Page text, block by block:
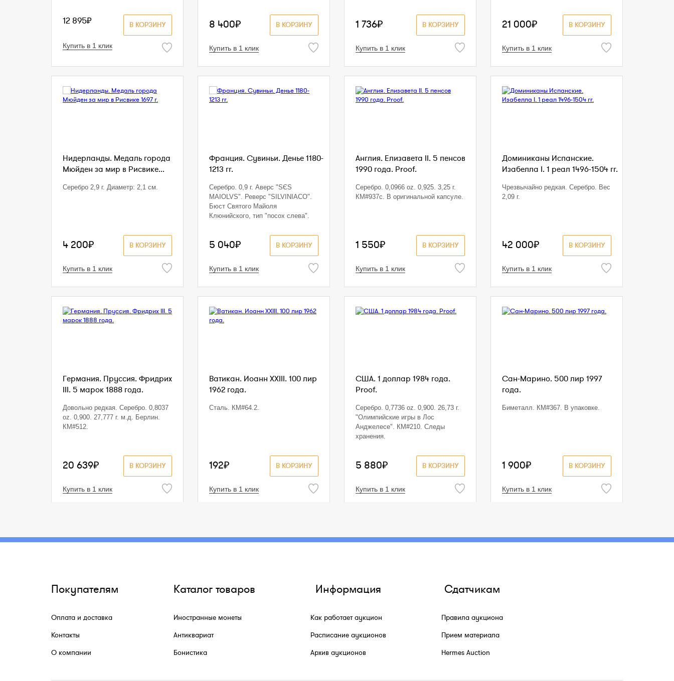
В КОРЗИНУ
12 895₽
Купить в 1 клик
В КОРЗИНУ
8 400₽
Купить в 1 клик
В КОРЗИНУ
1 736₽
Купить в 1 клик
В КОРЗИНУ
21 000₽
Купить в 1 клик
Нидерланды. Медаль города
Мюйден за мир в Рисвике...
Серебро 2,9 г. Диаметр: 2,1 см.
В КОРЗИНУ
4 200₽
Купить в 1 клик
Франция. Сувиньи. Денье 1180-
1213 гг.
Серебро. 0,9 г. Аверс "SЄS
MAIOLVS". Реверс "SILVINIACO".
Бюст Святого Майоля
Клюнийского, тип "посох слева".
В КОРЗИНУ
5 040₽
Купить в 1 клик
Англия. Елизавета II. 5 пенсов
1990 года. Proof.
Серебро. 0,0966 oz. 0,925. 3,25 г.
КМ#937с. В оригинальной капсуле.
В КОРЗИНУ
1 550₽
Купить в 1 клик
Доминиканы Испанские.
Изабелла I. 1 реал 1496-1504 гг.
Чрезвычайно редкая. Серебро. Вес
2,09 г.
В КОРЗИНУ
42 000₽
Купить в 1 клик
Германия. Пруссия. Фридрих
III. 5 марок 1888 года.
Довольно редкая. Серебро. 0,8037
oz. 0,900. 27,777 г. м.д. Берлин.
КМ#512.
В КОРЗИНУ
20 639₽
Купить в 1 клик
Ватикан. Иоанн XXIII. 100 лир
1962 года.
Сталь. КМ#64.2.
В КОРЗИНУ
192₽
Купить в 1 клик
США. 1 доллар 1984 года.
Proof.
Серебро. 0,7736 oz. 0,900. 26,73 г.
"Олимпийские игры в Лос
Анджелесе". КМ#210. Следы
хранения.
В КОРЗИНУ
5 880₽
Купить в 1 клик
Сан-Марино. 500 лир 1997
года.
Биметалл. КМ#367. В упаковке.
В КОРЗИНУ
1 900₽
Купить в 1 клик
Покупателям
Оплата и доставка
Контакты
О компании
Каталог товаров
Иностранные монеты
Антиквариат
Бонистика
Информация
Как работает аукцион
Расписание аукционов
Архив аукционов
Сдатчикам
Правила аукциона
Прием материала
Hermes Auction